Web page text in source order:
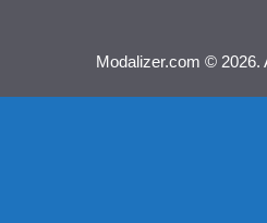
Modalizer.com © 2026.